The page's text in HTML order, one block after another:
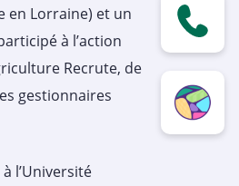
en Lorraine) et un
à l’action
Recrute, de
gestionnaires
l’Université